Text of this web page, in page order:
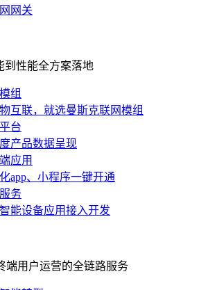
网关
到性能全方案落地
组
互联，就选曼斯克联网模组
台
产品数据呈现
应用
app、小程序一键开通
务
能设备应用接入开发
端用户运营的全链路服务